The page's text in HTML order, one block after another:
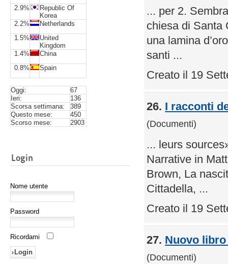
2.9%
Republic Of
Korea
2.2%
Netherlands
1.5%
United
Kingdom
1.4%
China
0.8%
Spain
Oggi:
67
Ieri:
136
Scorsa settimana:
389
Questo mese:
450
Scorso mese:
2903
Login
Nome utente
Password
Ricordami
... per 2.
chiesa di Santa
una lamina
santi ...
Creato il 19
26. I racconti
(Documenti)
... leurs
Narrative in
Brown, La
Cittadella, ...
Creato il 19
27. Nuovo
(Documenti)